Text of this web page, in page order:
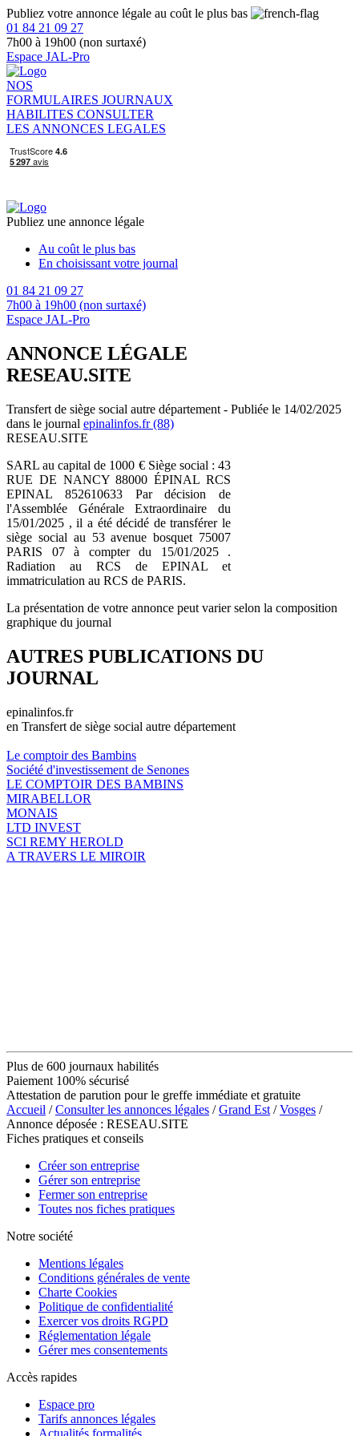
Publiez votre annonce légale au coût le plus bas
01 84 21 09 27
7h00 à 19h00 (non surtaxé)
Espace JAL-Pro
NOS
FORMULAIRES JOURNAUX
HABILITES CONSULTER
LES ANNONCES LEGALES
Publiez une annonce légale
Au coût le plus bas
En choisissant votre journal
01 84 21 09 27
7h00 à 19h00 (non surtaxé)
Espace JAL-Pro
ANNONCE LÉGALE
RESEAU.SITE
Transfert de siège social autre département - Publiée le 14/02/2025
dans le journal epinalinfos.fr (88)
RESEAU.SITE
SARL au capital de 1000 € Siège social : 43
RUE DE NANCY 88000 ÉPINAL RCS
EPINAL 852610633 Par décision de
l'Assemblée Générale Extraordinaire du
15/01/2025 , il a été décidé de transférer le
siège social au 53 avenue bosquet 75007
PARIS 07 à compter du 15/01/2025 .
Radiation au RCS de EPINAL et
immatriculation au RCS de PARIS.
La présentation de votre annonce peut varier selon la composition
graphique du journal
AUTRES PUBLICATIONS DU
JOURNAL
epinalinfos.fr
en Transfert de siège social autre département
Le comptoir des Bambins
Société d'investissement de Senones
LE COMPTOIR DES BAMBINS
MIRABELLOR
MONAIS
LTD INVEST
SCI REMY HEROLD
A TRAVERS LE MIROIR
Plus de 600 journaux habilités
Paiement 100% sécurisé
Attestation de parution pour le greffe immédiate et gratuite
Accueil /Consulter les annonces légales /Grand Est /Vosges /
Annonce déposée : RESEAU.SITE
Fiches pratiques et conseils
Créer son entreprise
Gérer son entreprise
Fermer son entreprise
Toutes nos fiches pratiques
Notre société
Mentions légales
Conditions générales de vente
Charte Cookies
Politique de confidentialité
Exercer vos droits RGPD
Réglementation légale
Gérer mes consentements
Accès rapides
Espace pro
Tarifs annonces légales
Actualités formalités